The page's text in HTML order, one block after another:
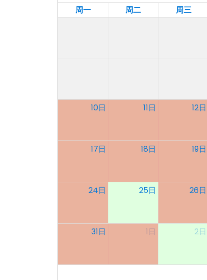
周一 周二 周三
10日 11日 12日
17日 18日 19日
24日 25日 26日
31日 1日 2日